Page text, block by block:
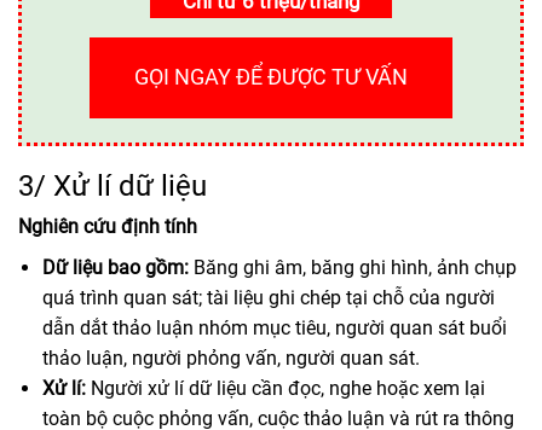
GỌI NGAY ĐỂ ĐƯỢC TƯ VẤN
3/ Xử lí dữ liệu
Nghiên cứu định tính
Dữ liệu bao gồm: Băng ghi âm, băng ghi hình, ảnh chụp
quá trình quan sát; tài liệu ghi chép tại chỗ của người
dẫn dắt thảo luận nhóm mục tiêu, người quan sát buổi
thảo luận, người phỏng vấn, người quan sát.
Xử lí: Người xử lí dữ liệu cần đọc, nghe hoặc xem lại
toàn bộ cuộc phỏng vấn, cuộc thảo luận và rút ra thông